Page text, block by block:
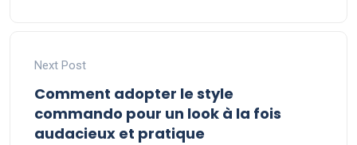
Next Post
Comment adopter le style
commando pour un look à la fois
audacieux et pratique